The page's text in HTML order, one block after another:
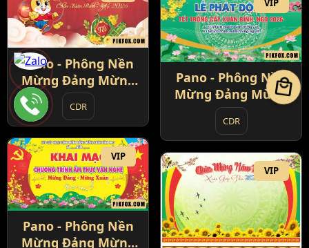
Pano - Phông Nền
Mừng Đảng Mừng
Xuân 3-2 (3)
CDR
VIP
Pano - Phông Nền
Mừng Đảng Mừng
Xuân 3-2 (4)
CDR
VIP
Pano - Phông Nền
Mừng Đảng Mừng
VIP
local_mall